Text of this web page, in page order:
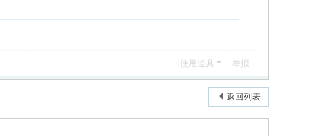
使用道具 举报
返回列表